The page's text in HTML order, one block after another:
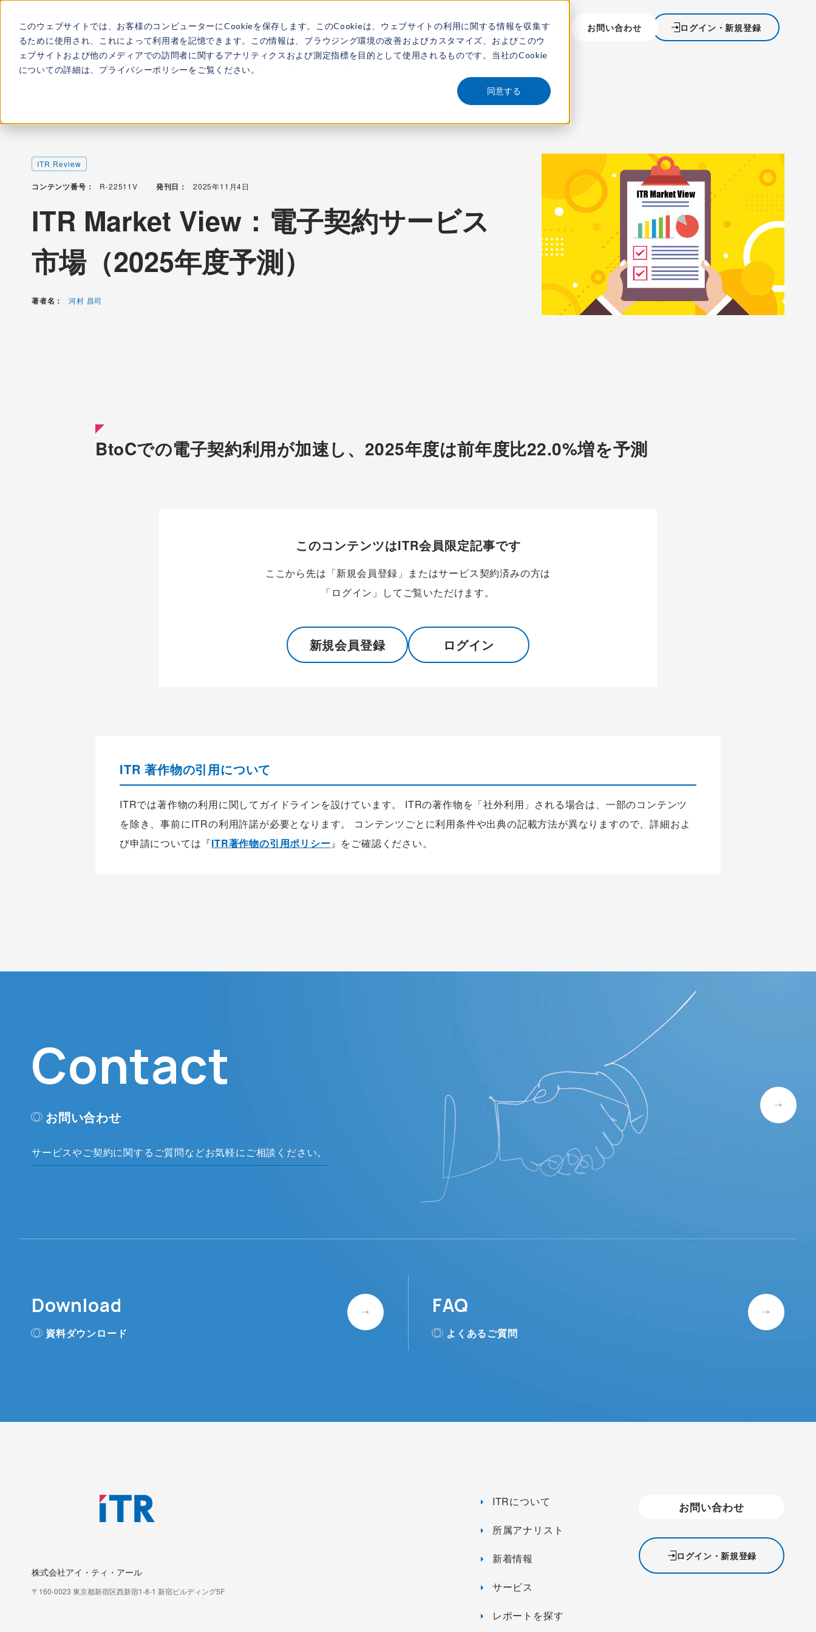
このウェブサイトでは、お客様のコンピューターにCookieを保存します。このCookieは、ウェブサイトの利用に関する情報を収集す
るために使用され、これによって利用者を記憶できます。この情報は、ブラウジング環境の改善およびカスタマイズ、およびこのウ
ェブサイトおよび他のメディアでの訪問者に関するアナリティクスおよび測定指標を目的として使用されるものです。当社のCookie
についての詳細は、 プライバシーポリシーをご覧ください。
同意する
ITRについて所属アナリスト 新着情報サービス市場調査レポートレポートを探す動画を探す お問い合わせ ログイン・新規登録
TOP レポート・ライブラリ ITR Market View：電子契約サービス市場（2025年度予測）
ITR Review
コンテンツ番号： R-22511V 発刊日： 2025年11月4日
ITR Market View：電子契約サービス
市場（2025年度予測）
著者名： 河村 昌司
BtoCでの電子契約利用が加速し、2025年度は前年度比22.0%増を予測
このコンテンツはITR会員限定記事です
ここから先は「新規会員登録」またはサービス契約済みの方は
「ログイン」してご覧いただけます。
新規会員登録 ログイン
ITR 著作物の引用について
ITRでは著作物の利用に関してガイドラインを設けています。 ITRの著作物を「社外利用」される場合は、一部のコンテンツ
を除き、事前にITRの利用許諾が必要となります。 コンテンツごとに利用条件や出典の記載方法が異なりますので、詳細およ
び申請については『ITR著作物の引用ポリシー』をご確認ください。
Contact
お問い合わせ
サービスやご契約に関するご質問などお気軽にご相談ください。
Download
資料ダウンロード
FAQ
よくあるご質問
株式会社アイ・ティ・アール
〒160-0023 東京都新宿区西新宿1-8-1 新宿ビルディング5F
ITRについて
所属アナリスト
新着情報
サービス
レポートを探す
お問い合わせ
ログイン・新規登録